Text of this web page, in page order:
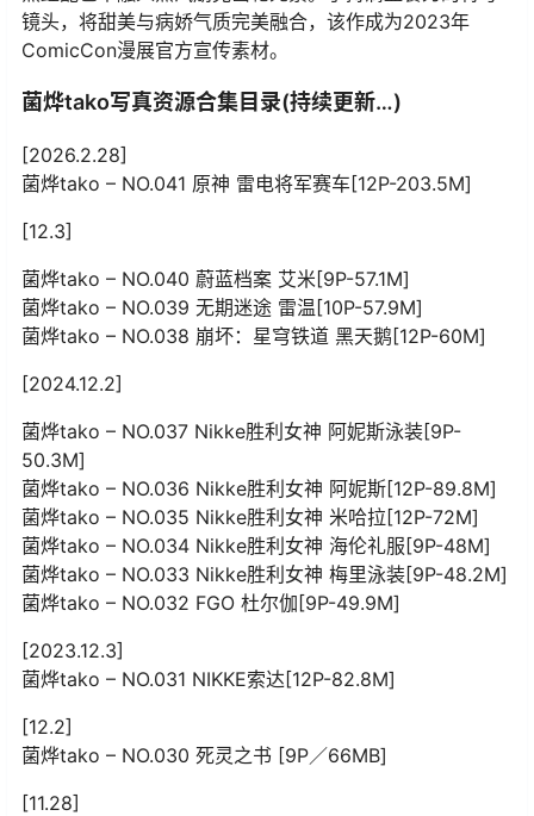
镜头，将甜美与病娇气质完美融合，该作成为2023年
ComicCon漫展官方宣传素材。
菌烨tako写真资源合集目录(持续更新…)
[2026.2.28]
菌烨tako – NO.041 原神 雷电将军赛车[12P-203.5M]
[12.3]
菌烨tako – NO.040 蔚蓝档案 艾米[9P-57.1M]
菌烨tako – NO.039 无期迷途 雷温[10P-57.9M]
菌烨tako – NO.038 崩坏：星穹铁道 黑天鹅[12P-60M]
[2024.12.2]
菌烨tako – NO.037 Nikke胜利女神 阿妮斯泳装[9P-
50.3M]
菌烨tako – NO.036 Nikke胜利女神 阿妮斯[12P-89.8M]
菌烨tako – NO.035 Nikke胜利女神 米哈拉[12P-72M]
菌烨tako – NO.034 Nikke胜利女神 海伦礼服[9P-48M]
菌烨tako – NO.033 Nikke胜利女神 梅里泳装[9P-48.2M]
菌烨tako – NO.032 FGO 杜尔伽[9P-49.9M]
[2023.12.3]
菌烨tako – NO.031 NIKKE索达[12P-82.8M]
[12.2]
菌烨tako – NO.030 死灵之书 [9P／66MB]
[11.28]